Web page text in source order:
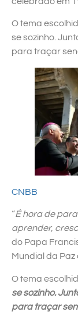
O tema
se sozinho.
para traçar
CNBB
“É hora de
aprender,
do Papa
Mundial da Paz
O tema
se sozinho.
para traçar